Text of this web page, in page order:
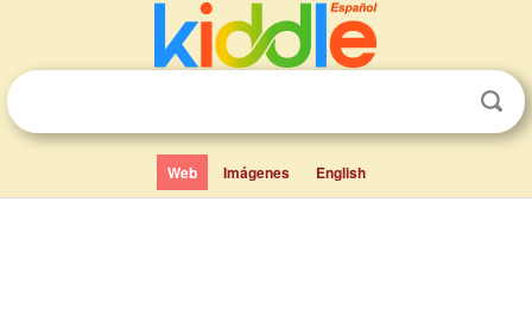
Web Imágenes English